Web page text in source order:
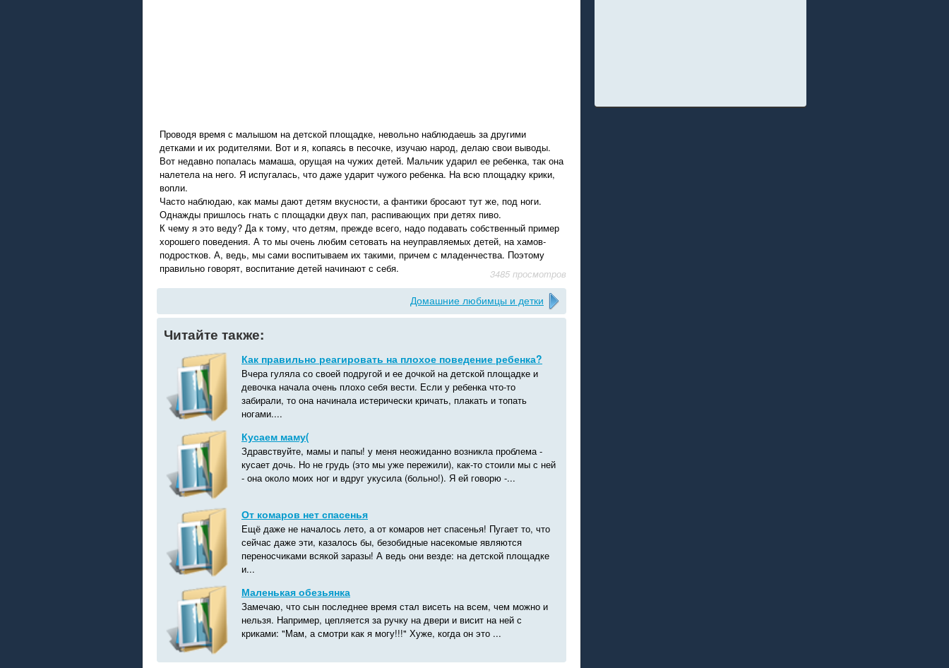
Проводя время с малышом на детской площадке, невольно наблюдаешь за другими
детками и их родителями. Вот и я, копаясь в песочке, изучаю народ, делаю свои выводы.
Вот недавно попалась мамаша, орущая на чужих детей. Мальчик ударил ее ребенка, так она
налетела на него. Я испугалась, что даже ударит чужого ребенка. На всю площадку крики,
вопли.
Часто наблюдаю, как мамы дают детям вкусности, а фантики бросают тут же, под ноги.
Однажды пришлось гнать с площадки двух пап, распивающих при детях пиво.
К чему я это веду? Да к тому, что детям, прежде всего, надо подавать собственный пример
хорошего поведения. А то мы очень любим сетовать на неуправляемых детей, на хамов-
подростков. А, ведь, мы сами воспитываем их такими, причем с младенчества. Поэтому
правильно говорят, воспитание детей начинают с себя.
3485 просмотров
Домашние любимцы и детки
Читайте также:
Как правильно реагировать на плохое поведение ребенка?
Вчера гуляла со своей подругой и ее дочкой на детской площадке и
девочка начала очень плохо себя вести. Если у ребенка что-то
забирали, то она начинала истерически кричать, плакать и топать
ногами....
Кусаем маму(
Здравствуйте, мамы и папы! у меня неожиданно возникла проблема -
кусает дочь. Но не грудь (это мы уже пережили), как-то стоили мы с ней
- она около моих ног и вдруг укусила (больно!). Я ей говорю -...
От комаров нет спасенья
Ещё даже не началось лето, а от комаров нет спасенья! Пугает то, что
сейчас даже эти, казалось бы, безобидные насекомые являются
переносчиками всякой заразы! А ведь они везде: на детской площадке
и...
Маленькая обезьянка
Замечаю, что сын последнее время стал висеть на всем, чем можно и
нельзя. Например, цепляется за ручку на двери и висит на ней с
криками: "Мам, а смотри как я могу!!!" Хуже, когда он это ...